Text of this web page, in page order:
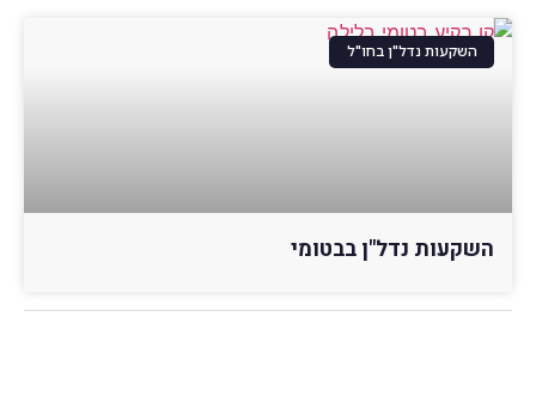
השקעות נדל"ן בחו"ל
השקעות נדל"ן בבטומי